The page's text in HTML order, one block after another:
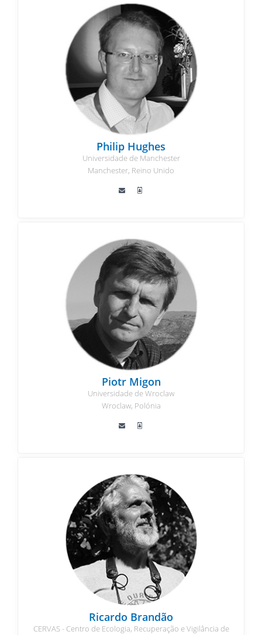
Philip Hughes
Universidade de Manchester
Manchester, Reino Unido
Piotr Migon
Universidade de Wroclaw
Wroclaw, Polónia
Ricardo Brandão
CERVAS - Centro de Ecologia, Recuperação e Vigilância de